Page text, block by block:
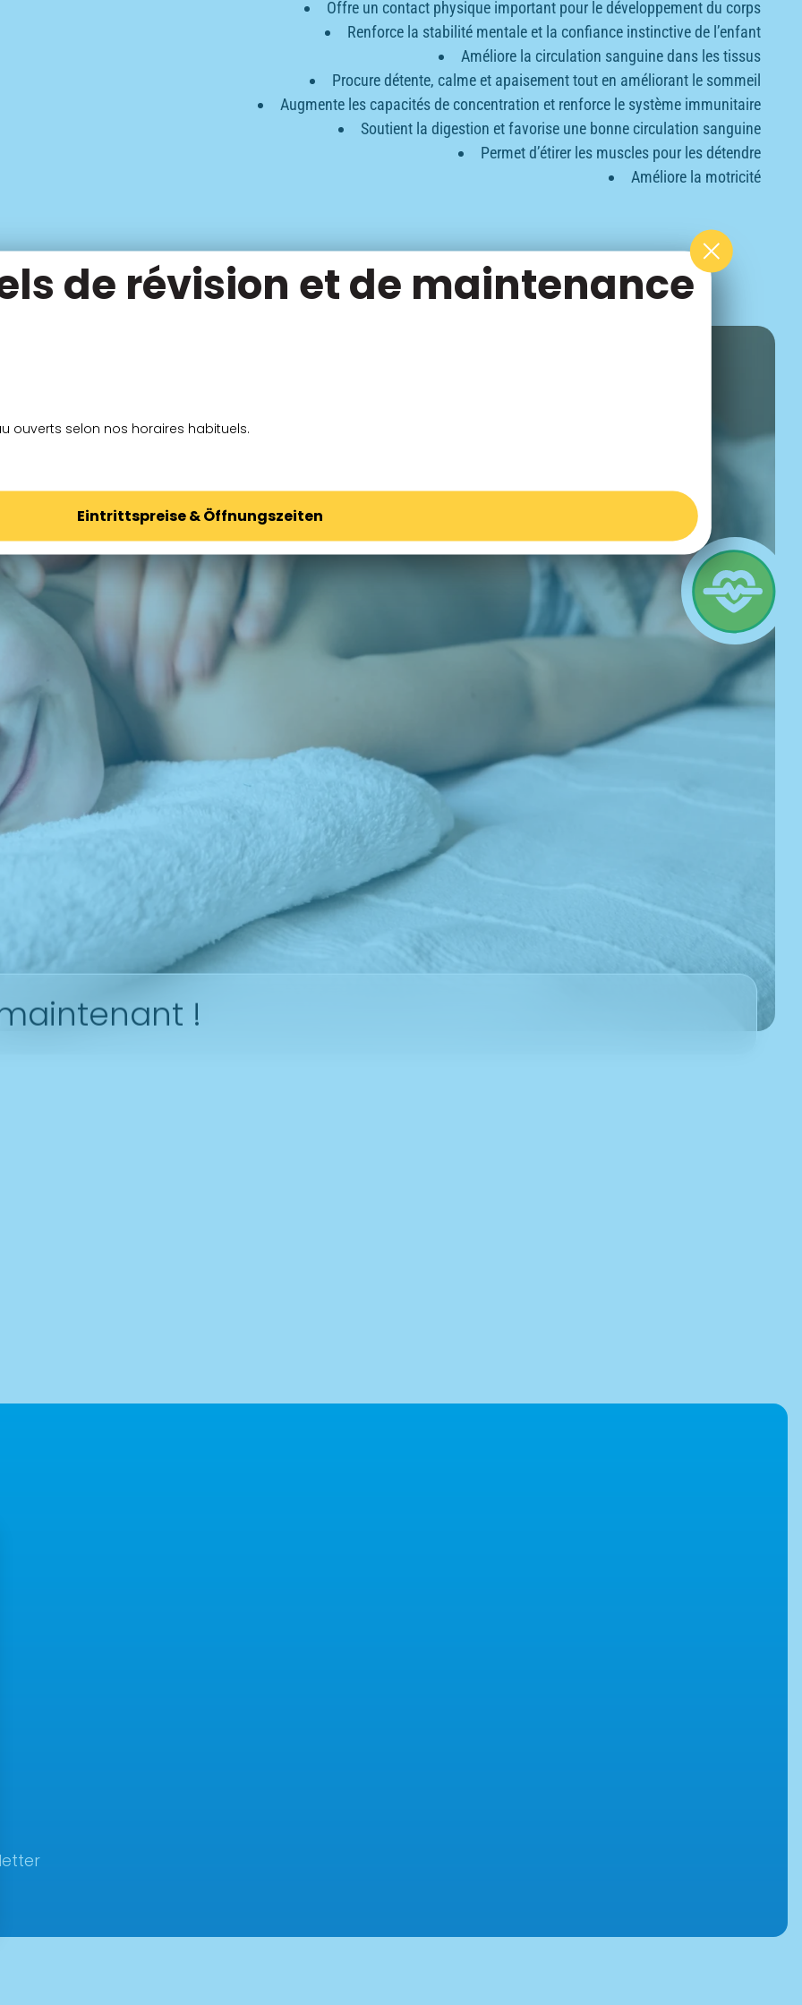
Offre un contact physique important pour le développement du corps
Renforce la stabilité mentale et la confiance instinctive de l’enfant
Améliore la circulation sanguine dans les tissus
Procure détente, calme et apaisement tout en améliorant le sommeil
Augmente les capacités de concentration et renforce le système immunitaire
Soutient la digestion et favorise une bonne circulation sanguine
Permet d’étirer les muscles pour les détendre
Améliore la motricité
!
de révision et de maintenance
ouverts selon nos horaires habituels.
Eintrittspreise & Öffnungszeiten